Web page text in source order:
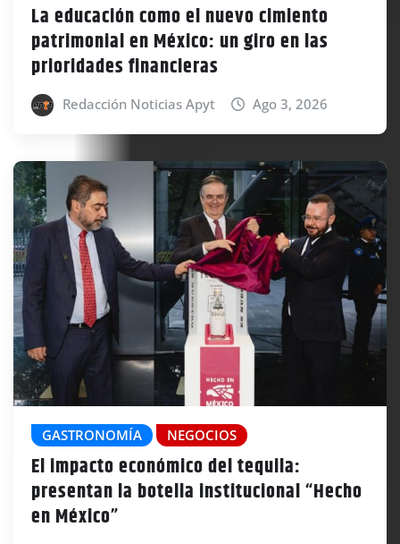
La educación como el nuevo cimiento
patrimonial en México: un giro en las
prioridades financieras
Redacción Noticias Apyt Ago 3, 2026
GASTRONOMÍA NEGOCIOS
El impacto económico del tequila:
presentan la botella institucional “Hecho
en México”